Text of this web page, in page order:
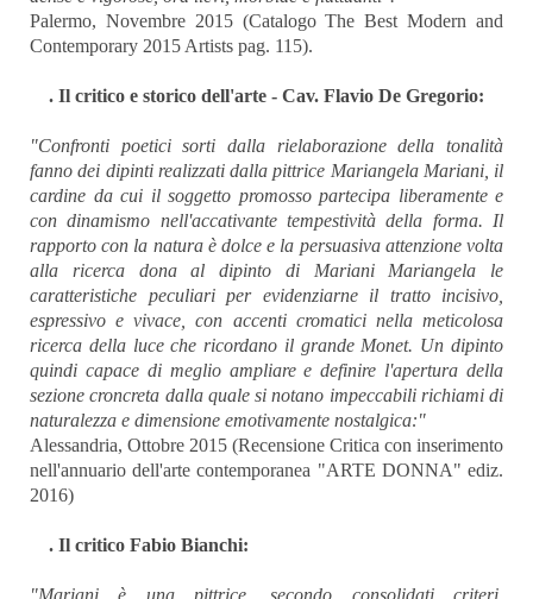
Palermo, Novembre 2015 (Catalogo The Best Modern and
Contemporary 2015 Artists pag. 115).
. Il critico e storico dell'arte - Cav. Flavio De Gregorio:
"Confronti poetici sorti dalla rielaborazione della tonalità
fanno dei dipinti realizzati dalla pittrice Mariangela Mariani, il
cardine da cui il soggetto promosso partecipa liberamente e
con dinamismo nell'accativante tempestività della forma. Il
rapporto con la natura è dolce e la persuasiva attenzione volta
alla ricerca dona al dipinto di Mariani Mariangela le
caratteristiche peculiari per evidenziarne il tratto incisivo,
espressivo e vivace, con accenti cromatici nella meticolosa
ricerca della luce che ricordano il grande Monet. Un dipinto
quindi capace di meglio ampliare e definire l'apertura della
sezione croncreta dalla quale si notano impeccabili richiami di
naturalezza e dimensione emotivamente nostalgica:"
Alessandria, Ottobre 2015 (Recensione Critica con inserimento
nell'annuario dell'arte contemporanea "ARTE DONNA" ediz.
2016)
. Il critico Fabio Bianchi:
"Mariani è una pittrice, secondo consolidati criteri,